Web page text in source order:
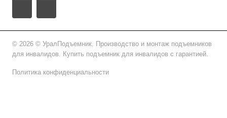
© 2026 © УралПодъемник. Производство и монтаж подъемников
для инвалидов. Купить подъемник для инвалидов с гарантией.
Политика конфиденциальности